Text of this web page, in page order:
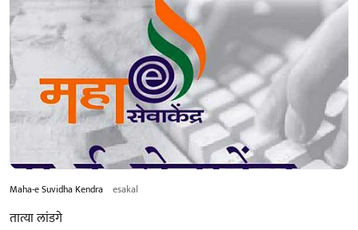
Maha-e Suvidha Kendra esakal
तात्या लांडगे